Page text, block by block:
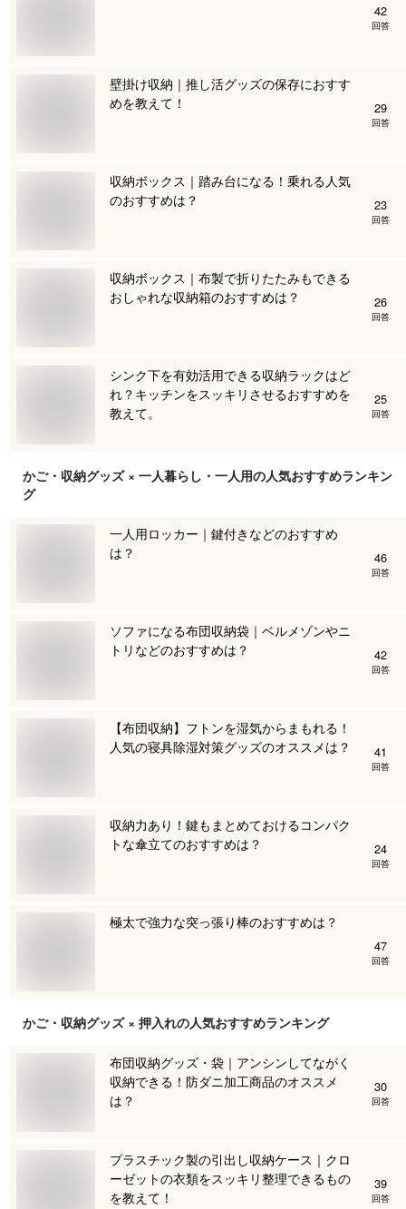
42
回答
壁掛け収納｜推し活グッズの保存におすす
めを教えて！
29
回答
収納ボックス｜踏み台になる！乗れる人気
のおすすめは？
23
回答
収納ボックス｜布製で折りたたみもできる
おしゃれな収納箱のおすすめは？
26
回答
シンク下を有効活用できる収納ラックはど
れ？キッチンをスッキリさせるおすすめを
教えて。
25
回答
かご・収納グッズ × 一人暮らし・一人用の人気おすすめランキン
グ
一人用ロッカー｜鍵付きなどのおすすめ
は？
46
回答
ソファになる布団収納袋｜ベルメゾンやニ
トリなどのおすすめは？
42
回答
【布団収納】フトンを湿気からまもれる！
人気の寝具除湿対策グッズのオススメは？
41
回答
収納力あり！鍵もまとめておけるコンパク
トな傘立てのおすすめは？
24
回答
極太で強力な突っ張り棒のおすすめは？
47
回答
かご・収納グッズ × 押入れの人気おすすめランキング
布団収納グッズ・袋｜アンシンしてながく
収納できる！防ダニ加工商品のオススメ
は？
30
回答
プラスチック製の引出し収納ケース｜クロ
ーゼットの衣類をスッキリ整理できるもの
を教えて！
39
回答